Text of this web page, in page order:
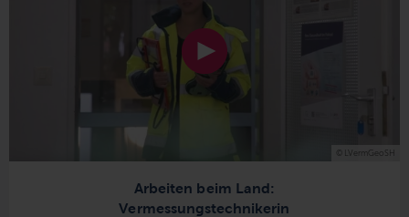
Arbeiten beim Land:
Vermessungstechnikerin
© LVermGeoSH